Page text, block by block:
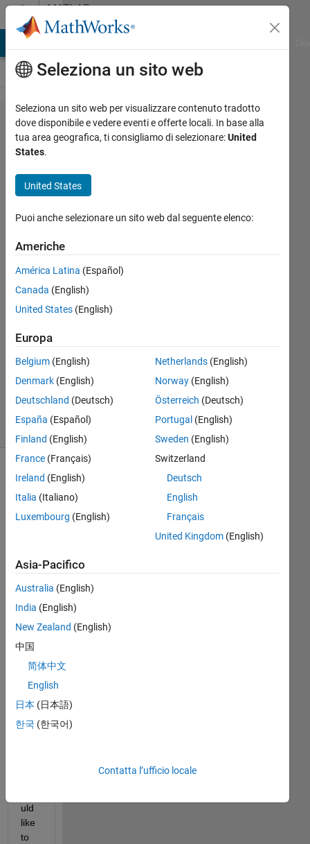
Vai al contenutoMATLAB
Answers
How to
create
maps in
Ivan
24 Mag
2021
1
31 Mag
2021
20
Visualizzazioni
(30 giorni)
Mostra
commenti
meno
recenti
Hell
o
I
hav
que
stio
n
ut a
uld
like
to
Seleziona un sito web
Seleziona un sito web per visualizzare contenuto tradotto
dove disponibile e vedere eventi e offerte locali. In base alla
tua area geografica, ti consigliamo di selezionare:United
States.
United States
Puoi anche selezionare un sito web dal seguente elenco:
Americhe
América Latina (Español)
Canada (English)
United States (English)
Europa
Belgium (English)
Denmark (English)
Deutschland (Deutsch)
España (Español)
Finland (English)
France (Français)
Ireland (English)
Italia (Italiano)
Luxembourg (English)
Netherlands(English)
Norway(English)
Österreich (Deutsch)
Portugal (English)
Sweden (English)
Switzerland
Deutsch
English
Français
United Kingdom(English)
Asia-Pacifico
Australia (English)
India (English)
New Zealand (English)
中国
简体中文
English
日本 (日本語)
한국 (한국어)
Contatta l’ufficio locale